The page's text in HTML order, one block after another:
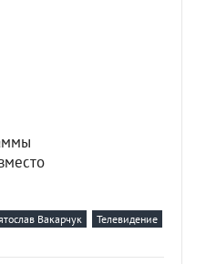
Вакарчук Телевидение